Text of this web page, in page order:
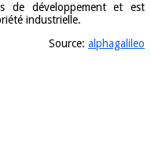
de développement et est
industrielle.
Source: alphagalileo